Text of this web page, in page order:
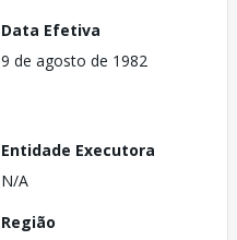
Data Efetiva
9 de agosto de 1982
Entidade Executora
N/A
Região